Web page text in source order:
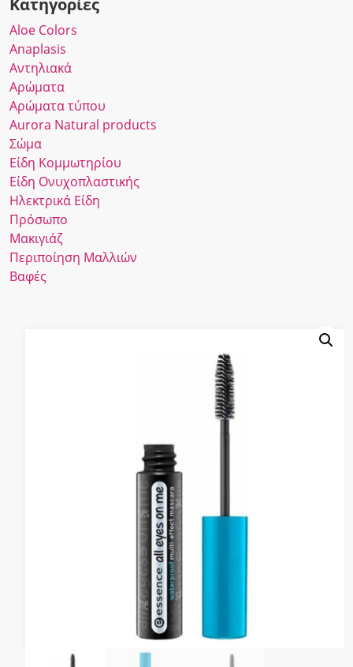
Κατηγορίες
Αloe Colors
Anaplasis
Αντηλιακά
Αρώματα
Αρώματα τύπου
Αurora Νatural products
Σώμα
Είδη Κομμωτηρίου
Είδη Ονυχοπλαστικής
Ηλεκτρικά Είδη
Πρόσωπο
Μακιγιάζ
Περιποίηση Μαλλιών
Βαφές